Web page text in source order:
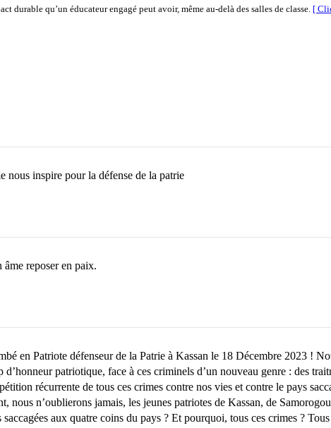
durable qu’un éducateur engagé peut avoir, même au-delà des salles de classe. [
nous inspire pour la défense de la patrie
reposer en paix.
en Patriote défenseur de la Patrie à Kassan le 18 Décembre 2023 !
patriotique, face à ces criminels d’un nouveau genre : des
récurrente de tous ces crimes contre nos vies et contre le pays
nous n’oublierons jamais, les jeunes patriotes de Kassan, de
aux quatre coins du pays ? Et pourquoi, tous ces crimes ?